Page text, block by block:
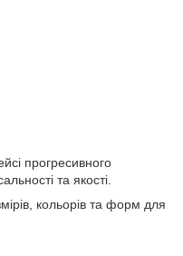
прогресивного
та якості.
кольорів та форм для